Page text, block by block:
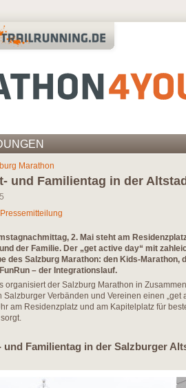
Marathon
und Familientag in der
2. Mai steht am
der Familie. Der „get active day“ mit
des Salzburg Marathon: den Kids-Marathon,
– der Integrationslauf.
organisiert der Salzburg Marathon in
Salzburger Verbänden und Vereinen einen „get
am Residenzplatz und am Kapitelplatz für
und Familientag in der Salzburger